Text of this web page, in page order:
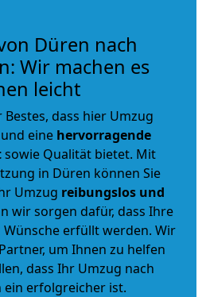
Düren nach
Wir machen es
leicht
dass hier Umzug
und eine hervorragende
sowie Qualität bietet. Mit
in Düren können Sie
Umzug reibungslos und
wir sorgen dafür, dass Ihre
erfüllt werden. Wir
um Ihnen zu helfen
dass Ihr Umzug nach
erfolgreicher ist.